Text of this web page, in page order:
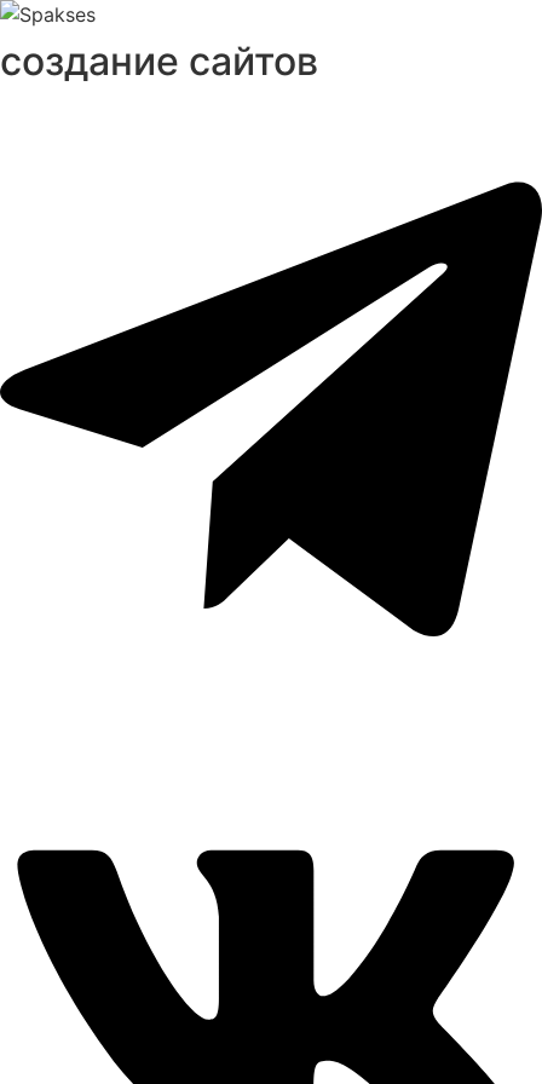
создание сайтов